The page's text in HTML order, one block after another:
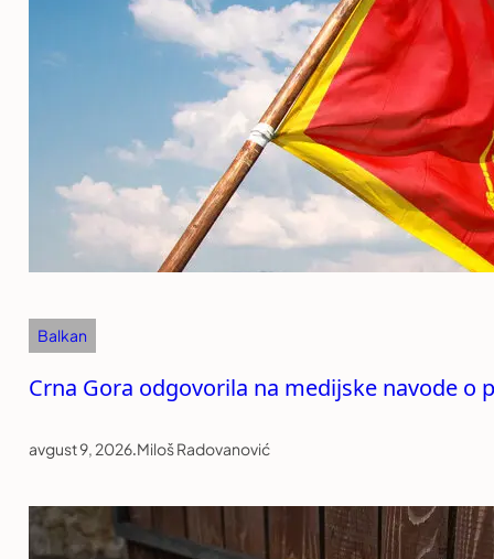
Balkan
Crna Gora odgovorila na medijske navode o
avgust 9, 2026.Miloš Radovanović